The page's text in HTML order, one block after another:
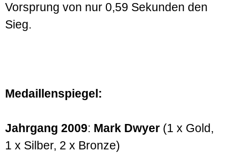
Vorsprung von nur 0,59 Sekunden den
Sieg.
Medaillenspiegel:
Jahrgang 2009: Mark Dwyer (1 x Gold,
1 x Silber, 2 x Bronze)